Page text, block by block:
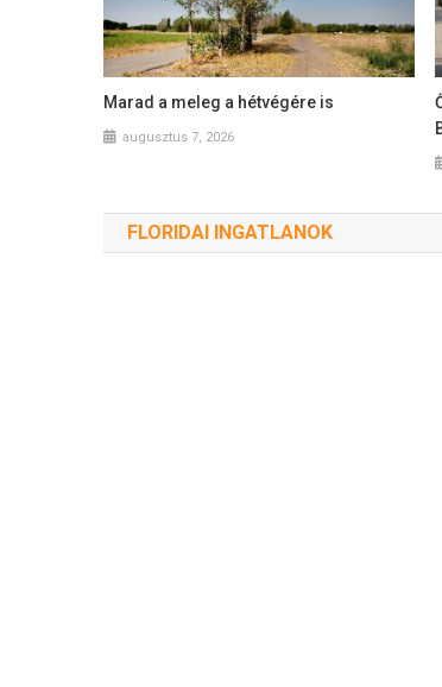
Marad a meleg a hétvégére is
augusztus 7, 2026
FLORIDAI INGATLANOK